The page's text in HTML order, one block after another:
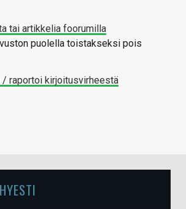
tai artikkelia foorumilla
puolella toistakseksi pois
/ raportoi kirjoitusvirheestä